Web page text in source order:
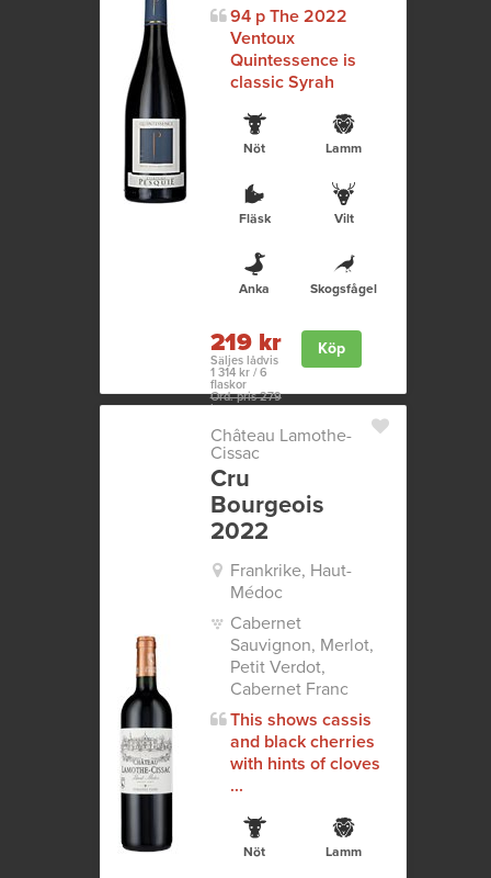
94 p The 2022
Ventoux
Quintessence is
classic Syrah
Nöt Lamm
Fläsk Vilt
Anka Skogsfågel
219 kr
Säljes lådvis
1 314 kr / 6
flaskor
Ord. pris 279
kr
Köp
Château Lamothe-
Cissac
Cru
Bourgeois
2022
Frankrike, Haut-
Médoc
Cabernet
Sauvignon, Merlot,
Petit Verdot,
Cabernet Franc
This shows cassis
and black cherries
with hints of cloves
...
Nöt Lamm